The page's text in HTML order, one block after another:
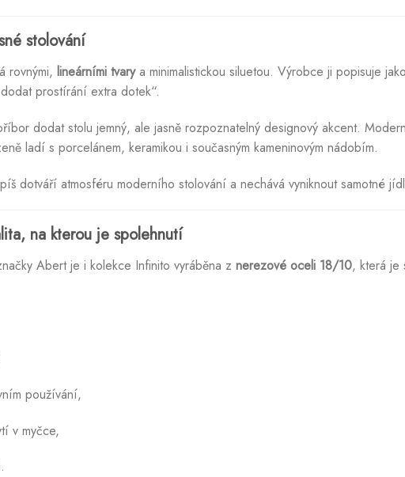
stolování
rovnými, lineárními tvarya minimalistickou siluetou. Výrobce ji popisuje
prostírání extra dotek“.
dodat stolu jemný, ale jasně rozpoznatelný designový akcent.
ladí s porcelánem, keramikou i současným kameninovým nádobím.
dotváří atmosféru moderního stolování a nechává vyniknout samotné
na kterou je spolehnutí
Abert je i kolekce Infinito vyráběna z nerezové oceli 18/10, která je
používání,
v myčce,